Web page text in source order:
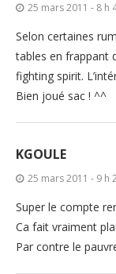
25 mars 2011 - 8 h
Selon certaines
tables en frappant
fighting spirit.
Bien joué sac ! ^^
KGOULE
25 mars 2011 - 9 h
Super le compte
Ca fait vraiment
Par contre le